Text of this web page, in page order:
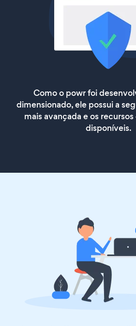
Como o powr foi
dimensionado, ele possui a
mais avançada e os
disponíveis.